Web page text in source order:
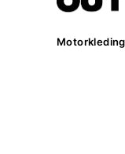
Motorkleding